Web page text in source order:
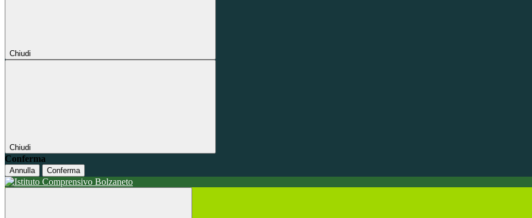
Chiudi
Chiudi
Conferma
Annulla Conferma